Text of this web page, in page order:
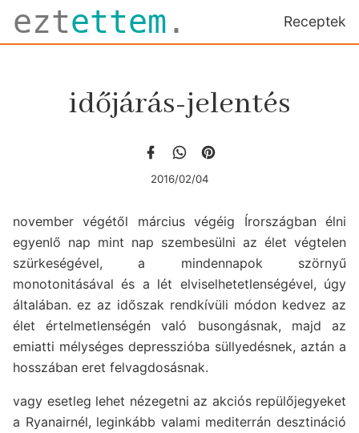
eztettem . Receptek
időjárás-jelentés
2016/02/04
november végétől március végéig Írországban élni
egyenlő nap mint nap szembesülni az élet végtelen
szürkeségével, a mindennapok szörnyű
monotonitásával és a lét elviselhetetlenségével, úgy
általában. ez az időszak rendkívüli módon kedvez az
élet értelmetlenségén való busongásnak, majd az
emiatti mélységes depresszióba süllyedésnek, aztán a
hosszában eret felvagdosásnak.
vagy esetleg lehet nézegetni az akciós repülőjegyeket
a Ryanairnél, leginkább valami mediterrán desztináció